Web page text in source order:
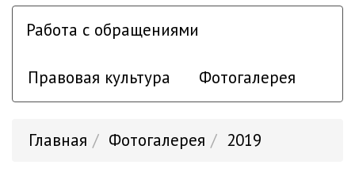
Работа с обращениями
Правовая культура Фотогалерея
Главная Фотогалерея 2019